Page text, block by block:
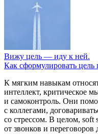
Вижу цель — иду к ней.
Как сформулировать цель
К мягким навыкам
интеллект, критическое
и самоконтроль. Они
с коллегами,
со стрессом. В целом, soft
от звонков и переговоров